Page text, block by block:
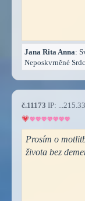
Jana Rita Anna:
Neposkvrněné
č.11173 IP:
Prosím o
života bez